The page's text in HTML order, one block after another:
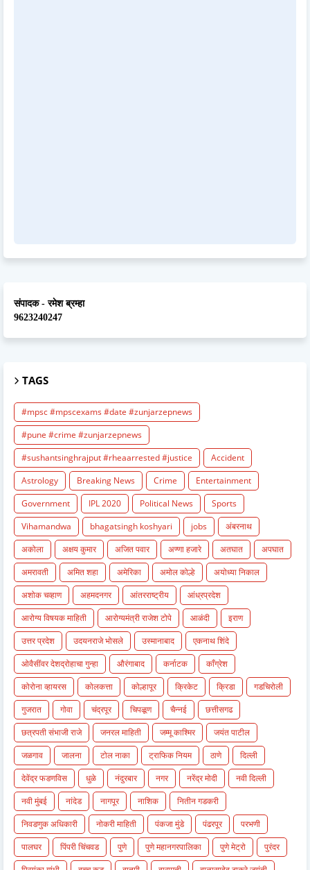
संपादक - रमेश ब्रम्हा
9623240247
TAGS
#mpsc #mpscexams #date #zunjarzepnews
#pune #crime #zunjarzepnews
#sushantsinghrajput #rheaarrested #justice
Accident
Astrology
Breaking News Crime
Entertainment
Government
IPL 2020 Political News
Sports
Vihamandwa
bhagatsingh koshyari jobs
अंबरनाथ
अकोला
अक्षय कुमार अजित पवार अण्णा हजारे अतघात
अपघात
अमरावती
अमित शहा अमेरिका अमोल कोल्हे
अयोध्या निकाल
अशोक चव्हाण
अहमदनगर आंतरराष्ट्रीय
आंध्रप्रदेश
आरोग्य विषयक माहिती
आरोग्यमंत्री राजेश टोपे आळंदी
इराण
उत्तर प्रदेश
उदयनराजे भोसले उस्मानाबाद
एकनाथ शिंदे
ओवैसींवर देशद्रोहाचा गुन्हा
औरंगाबाद कर्नाटक
काँग्रेश
कोरोना व्हायरस
कोलकत्ता कोल्हापूर क्रिकेट क्रिडा
गडचिरोली
गुजरात
गोवा चंद्रपूर चिपळूण चैन्नई
छत्तीसगढ
छत्रपती संभाजी राजे
जनरल माहिती जम्मू काश्मिर
जयंत पाटील
जळगाव
जालना टोल नाका ट्राफिक नियम ठाणे
दिल्ली
देवेंद्र फडणविस
धुळे नंदुरबार नगर नरेंद्र मोदी
नवी दिल्ली
नवी मुंबई
नांदेड नागपूर नाशिक
नितीन गडकरी
निवडणुक अधिकारी
नोकरी माहिती पंकजा मुंडे पंढरपूर
परभणी
पालघर
पिंपरी चिंचवड पुणे पुणे महानगरपालिका पुणे मेट्रो
पुरंदर